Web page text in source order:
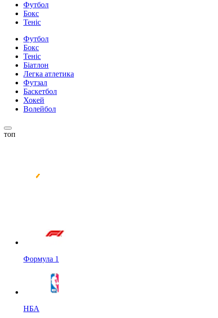
Футбол
Бокс
Теніс
Футбол
Бокс
Теніс
Біатлон
Легка атлетика
Футзал
Баскетбол
Хокей
Волейбол
топ
Формула 1
НБА